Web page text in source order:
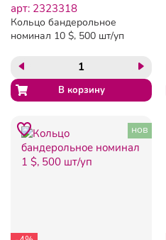
арт: 2323318
Кольцо бандерольное
номинал 10 $, 500 шт/уп
нов